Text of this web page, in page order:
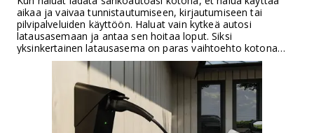
aikaa ja vaivaa tunnistautumiseen, kirjautumiseen tai
pilvipalveluiden käyttöön. Haluat vain kytkeä autosi
latausasemaan ja antaa sen hoitaa loput. Siksi
yksinkertainen latausasema on paras vaihtoehto kotona
lataamiseen. Se ei vaadi mitään ylimääräisiä toimintoja tai
laitteita, vaan toimii aina kun auton latauskaapeli on siihen
kiinnitettynä.